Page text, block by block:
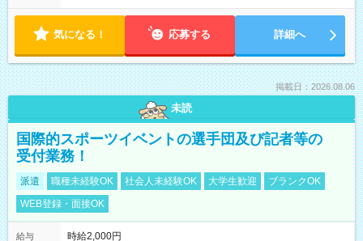
気になる！ 応募する 詳細へ
掲載日：2026.08.06
未読
国際的スポーツイベントの選手団及び記者等の
受付業務！
派遣 職種未経験OK 社会人未経験OK 大学生歓迎
ブランクOK
WEB登録・面接OK
給与
時給2,000円